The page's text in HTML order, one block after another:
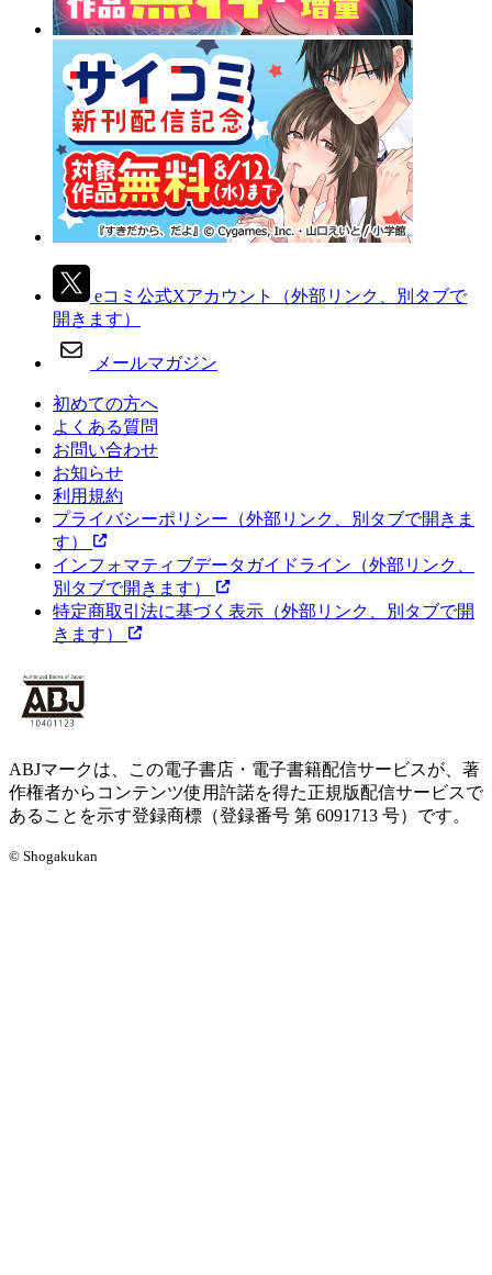
eコミ公式Xアカウント
（外部リンク、別タブで
開きます）
メールマガジン
初めての方へ
よくある質問
お問い合わせ
お知らせ
利用規約
プライバシーポリシー （外部リンク、別タブで開きま
す）
インフォマティブデータガイドライン （外部リンク、
別タブで開きます）
特定商取引法に基づく表示 （外部リンク、別タブで開
きます）
ABJマークは、この電子書店・電子書籍配信サービスが、著
作権者からコンテンツ使用許諾を得た正規版配信サービスで
あることを示す登録商標（登録番号 第 6091713 号）です。
© Shogakukan